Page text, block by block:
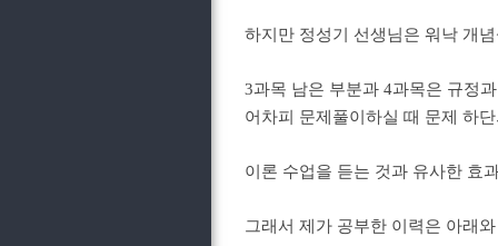
하지만 정성기 선생님은 워낙 개
3과목 남은 부분과 4과목은 규정
어차피 문제풀이하실 때 문제 하
이론 수업을 듣는 것과 유사한 효
그래서 제가 공부한 이력은 아래